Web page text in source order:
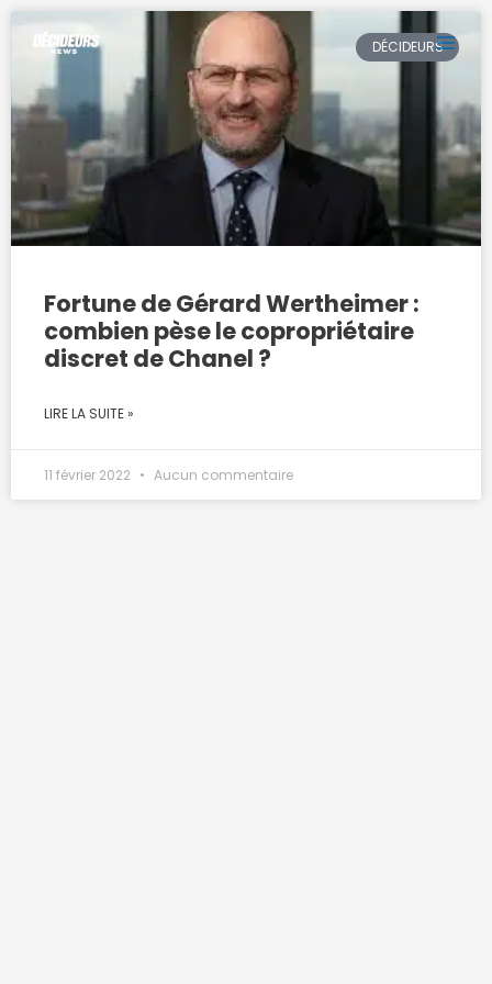
Aller
contenu
DÉCIDEURS
Fortune de Gérard Wertheimer :
combien pèse le copropriétaire
discret de Chanel ?
LIRE LA SUITE »
11 février 2022 Aucun commentaire